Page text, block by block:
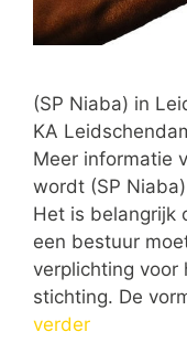
(SP Niaba) in
KA
Meer informatie
wordt (SP
Het is belangrijk
een bestuur
verplichting voor
stichting. De
verder